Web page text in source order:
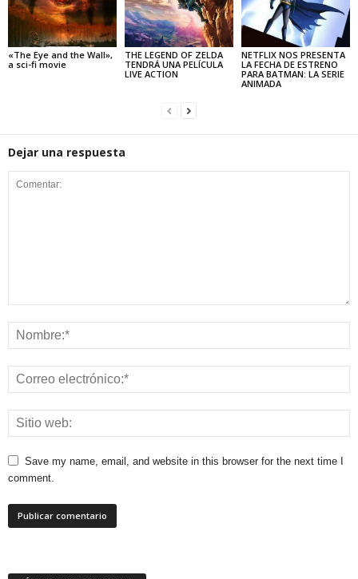
«The Eye and the Wall»,
a sci-fi movie
THE LEGEND OF ZELDA
TENDRÁ UNA PELÍCULA
LIVE ACTION
NETFLIX NOS PRESENTA
LA FECHA DE ESTRENO
PARA BATMAN: LA SERIE
ANIMADA
Dejar una respuesta
Save my name, email, and website in this browser for the next time I
comment.